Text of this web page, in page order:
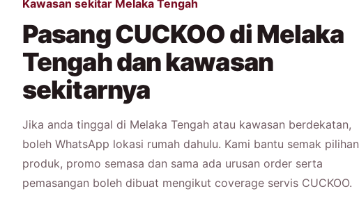
Kawasan sekitar Melaka Tengah
Pasang CUCKOO di Melaka
Tengah dan kawasan
sekitarnya
Jika anda tinggal di Melaka Tengah atau kawasan berdekatan,
boleh WhatsApp lokasi rumah dahulu. Kami bantu semak pilihan
produk, promo semasa dan sama ada urusan order serta
pemasangan boleh dibuat mengikut coverage servis CUCKOO.